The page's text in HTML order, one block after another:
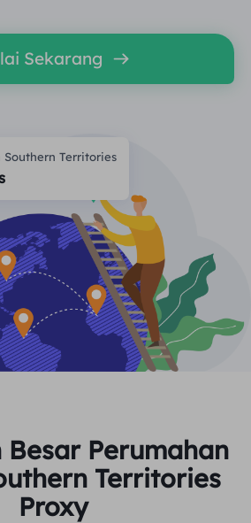
data statis
force
SEO
& Perayapan Web
Semua
Proksi
Gratis
Umum
77%.dan Bertindak
$0/Hari tanpa batas
Mendaftar
Sekarang
Southern Territories
Besar Perumahan
Territories
Proxy